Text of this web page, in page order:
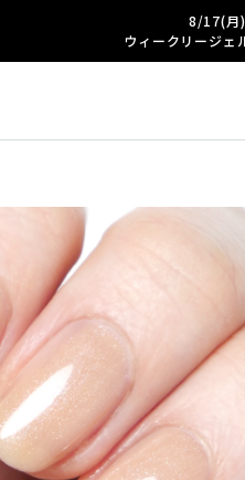
8/17(月)
ウィークリージェ